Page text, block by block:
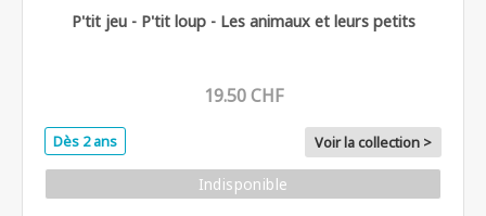
P'tit jeu - P'tit loup - Les animaux et leurs petits
19.50 CHF
Dès 2 ans Voir la collection >
Indisponible